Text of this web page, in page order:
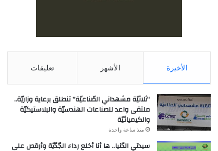
الأخيرة الأشهر تعليقات
“ثلاثيّة مشهداني الصّناعيّة” تنطلق برعاية وزاريّة..
ملتقى واعد للصناعات الهندسيّة والبلاستيكيّة
والكيميائيّة
منذ ساعة واحدة
سيدتي الدّنيا.. ها أنا أخلع رداء الجّدّيّة وأرقص على